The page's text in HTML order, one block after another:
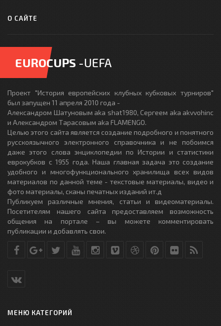
О САЙТЕ
EUROCUPS -UEFA
Проект "История европейских клубных кубковых турниров"
был запущен 11 апреля 2010 года -
Александром Шатуновым aka shat1980, Сергеем aka akvvohinc
и Александром Тарасовым aka FLAMENGO.
Целью этого сайта является создание подробного и понятного
русскоязычного электронного справочника и не побоимся
даже этого слова энциклопедии по Истории и статистики
еврокубков с 1955 года. Наша главная задача это создание
удобного и многофункционального хранилища всех видов
материалов по данной теме - текстовые материалы, видео и
фото материалы, сканы печатных изданий ит.д
Публикуем различные мнения, статьи и видеоматериалы.
Посетителям нашего сайта предоставляем возможность
общения на портале – вы можете комментировать
публикации и добавлять свои.
МЕНЮ КАТЕГОРИЙ